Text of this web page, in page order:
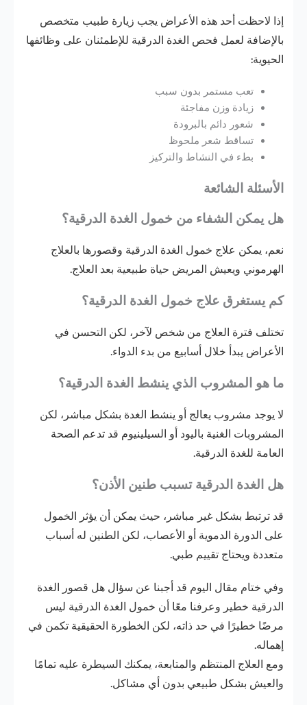
إذا لاحظت أحد هذه الأعراض يجب زيارة طبيب متخصص
بالإضافة لعمل فحص الغدة الدرقية للإطمئنان على وظائفها
الحيوية:
تعب مستمر بدون سبب
زيادة وزن مفاجئة
شعور دائم بالبرودة
تساقط شعر ملحوظ
بطء في النشاط والتركيز
الأسئلة الشائعة
هل يمكن الشفاء من خمول الغدة الدرقية؟
نعم، يمكن علاج خمول الغدة الدرقية وقصورها بالعلاج
الهرموني ويعيش المريض حياة طبيعية بعد العلاج.
كم يستغرق علاج خمول الغدة الدرقية؟
تختلف فترة العلاج من شخص لآخر، لكن التحسن في
الأعراض يبدأ خلال أسابيع من بدء الدواء.
ما هو المشروب الذي ينشط الغدة الدرقية؟
لا يوجد مشروب يعالج أو ينشط الغدة بشكل مباشر، لكن
المشروبات الغنية باليود أو السيلينيوم قد تدعم الصحة
العامة للغدة الدرقية.
هل الغدة الدرقية تسبب طنين الأذن؟
قد ترتبط بشكل غير مباشر، حيث يمكن أن يؤثر الخمول
على الدورة الدموية أو الأعصاب، لكن الطنين له أسباب
متعددة ويحتاج تقييم طبي.
وفي ختام مقال اليوم قد أجبنا عن سؤال هل قصور الغدة
الدرقية خطير وعرفنا معًا أن خمول الغدة الدرقية ليس
مرضًا خطيرًا في حد ذاته، لكن الخطورة الحقيقية تكمن في
إهماله.
ومع العلاج المنتظم والمتابعة، يمكنك السيطرة عليه تمامًا
والعيش بشكل طبيعي بدون أي مشاكل.